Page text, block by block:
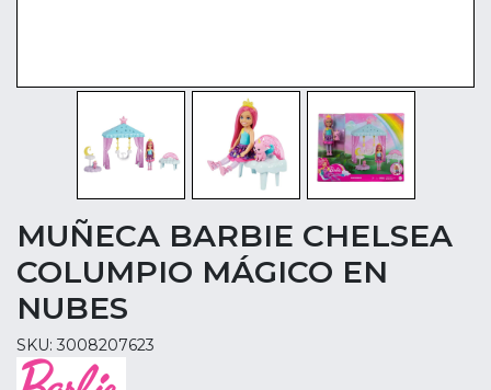
MUÑECA BARBIE CHELSEA
COLUMPIO MÁGICO EN
NUBES
SKU: 3008207623